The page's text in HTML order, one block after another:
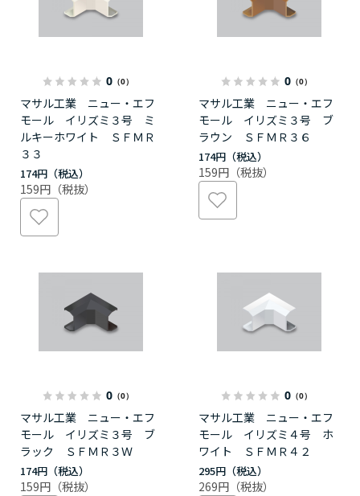
0 （0）
マサル工業 ニュー・エフ
モール イリズミ３号 ミ
ルキーホワイト ＳＦＭＲ
３３
174円
159円
0（0）
マサル工業 ニュー・エフ
モール イリズミ３号 ブ
ラウン ＳＦＭＲ３６
174円
159円
0 （0）
マサル工業 ニュー・エフ
モール イリズミ３号 ブ
ラック ＳＦＭＲ３Ｗ
174円
159円
0（0）
マサル工業 ニュー・エフ
モール イリズミ４号 ホ
ワイト ＳＦＭＲ４２
295円
269円